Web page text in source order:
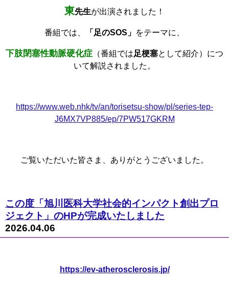
東先生が出演されました！
番組では、 「足のSOS」 をテーマに、
下肢閉塞性動脈硬化症 （番組では足梗塞として紹介）につ
いて解説されました。
https://www.web.nhk/tv/an/torisetsu-show/pl/series-tep-
J6MX7VP885/ep/7PW517GKRM
ご覧いただいた皆さま、ありがとうございました。
この度「旭川医科大学社会的インパクト創出プロ
ジェクト」のHPが完成いたしました
2026.04.06
https://ev-atherosclerosis.jp/